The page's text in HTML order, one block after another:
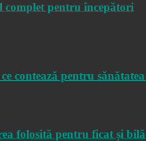
pentru începători
contează pentru
folosită pentru ficat și bilă